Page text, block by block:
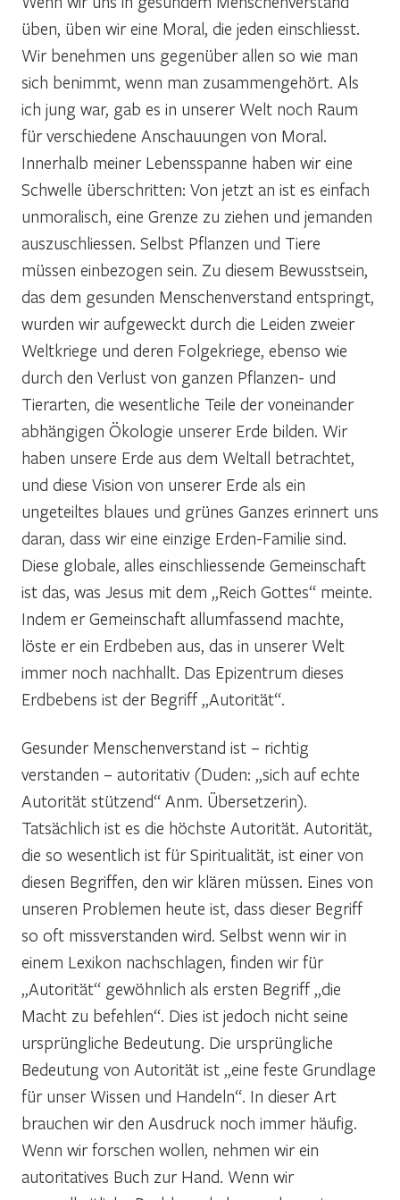
üben, üben wir eine Moral, die jeden einschliesst.
Wir benehmen uns gegenüber allen so wie man
sich benimmt, wenn man zusammengehört. Als
ich jung war, gab es in unserer Welt noch Raum
für verschiedene Anschauungen von Moral.
Innerhalb meiner Lebensspanne haben wir eine
Schwelle überschritten: Von jetzt an ist es einfach
unmoralisch, eine Grenze zu ziehen und jemanden
auszuschliessen. Selbst Pflanzen und Tiere
müssen einbezogen sein. Zu diesem Bewusstsein,
das dem gesunden Menschenverstand entspringt,
wurden wir aufgeweckt durch die Leiden zweier
Weltkriege und deren Folgekriege, ebenso wie
durch den Verlust von ganzen Pflanzen- und
Tierarten, die wesentliche Teile der voneinander
abhängigen Ökologie unserer Erde bilden. Wir
haben unsere Erde aus dem Weltall betrachtet,
und diese Vision von unserer Erde als ein
ungeteiltes blaues und grünes Ganzes erinnert uns
daran, dass wir eine einzige Erden-Familie sind.
Diese globale, alles einschliessende Gemeinschaft
ist das, was Jesus mit dem „Reich Gottes“ meinte.
Indem er Gemeinschaft allumfassend machte,
löste er ein Erdbeben aus, das in unserer Welt
immer noch nachhallt. Das Epizentrum dieses
Erdbebens ist der Begriff „Autorität“.
Gesunder Menschenverstand ist – richtig
verstanden – autoritativ (Duden: „sich auf echte
Autorität stützend“ Anm. Übersetzerin).
Tatsächlich ist es die höchste Autorität. Autorität,
die so wesentlich ist für Spiritualität, ist einer von
diesen Begriffen, den wir klären müssen. Eines von
unseren Problemen heute ist, dass dieser Begriff
so oft missverstanden wird. Selbst wenn wir in
einem Lexikon nachschlagen, finden wir für
„Autorität“ gewöhnlich als ersten Begriff „die
Macht zu befehlen“. Dies ist jedoch nicht seine
ursprüngliche Bedeutung. Die ursprüngliche
Bedeutung von Autorität ist „eine feste Grundlage
für unser Wissen und Handeln“. In dieser Art
brauchen wir den Ausdruck noch immer häufig.
Wenn wir forschen wollen, nehmen wir ein
autoritatives Buch zur Hand. Wenn wir